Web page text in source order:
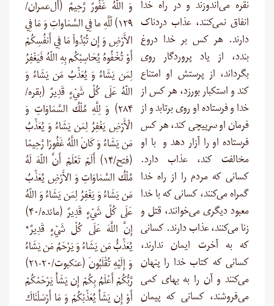
نقره می‌اندوزند و در راه خدا
انفاق نمی‌کنند، عذاب دردناک
دارند. هر کس بر خدا دروغ
بندد، از یاد پروردگار روی
بگرداند، از پرستش او امتناع
کند و استکبار بورزد، هر کس از
خدا و فرستاده او روی برتابد و از
فرمان او سرپیچی کند، هر کس
فرستاده او را آزار دهد و با او
مخالفت کند، عذاب دارد.
کسانی که مردم را از راه خدا
گمراه می‌کنند، کسانی که با خدا
معبود دیگری می‌خوانند، قتل و
زنا می‌کنند، عذاب دارند. کسانی
که به آخرت ایمان ندارند،
کسانی که کتاب خدا را پنهان
می‌کنند و آن را به بهای کمی
می‌فروشند، کسانی که پیمان
وَ اللّهُ غَفُورٌ رَّحِيمٌ (آل‌عمران/
۱۲۹) لِّلَّهِ ما فِي السَّمَاواتِ وَ مَا فِي
الأَرْضِ وَ إِن تُبْدُواْ مَا فِي أَنفُسِكُمْ
أَوْ تُخْفُوهُ يُحَاسِبْكُم بِهِ اللّهُ فَيَغْفِرُ
لِمَن يَشَاءُ وَ يُعَذِّبُ مَن يَشَاءُ وَ
اللّهُ عَلَى كُلِّ شَيْءٍ قَدِيرٌ (بقره/
۲۸۴) وَ لِلَّهِ مُلْكُ السَّمَاوَاتِ وَ
الْأَرْضِ يَغْفِرُ لِمَن يَشَاءُ وَ يُعَذِّبُ
مَن يَشَاءُ وَ كَانَ اللَّهُ غَفُورًا رَّحِيمًا
(فتح/۱۴) أَلَمْ تَعْلَمْ أَنَّ اللّهَ لَهُ
مُلْكُ السَّمَاوَاتِ وَ الأَرْضِ يُعَذِّبُ
مَن يَشَاءُ وَ يَغْفِرُ لِمَن يَشَاءُ وَ اللّهُ
عَلَى كُلِّ شَيْءٍ قَدِيرٌ (مائده/۴۰)
إِنَّ اللَّهَ عَلَى كُلِّ شَيْءٍ قَدِيرٌ*
يُعَذِّبُُ مَن يَشَاءُ وَ يَرْحَمُ مَن يَشَاءُ
وَ إِلَيْهِ تُقْلَبُونَ (عنكبوت/۲۰-۲۱)
رَّبُّكُمْ أَعْلَمُ بِكُمْ إِن يَشَأْ يَرْحَمْكُمْ
أَوْ إِن يَشَأْ يُعَذِّبْكُمْ وَ مَا أَرْسَلْنَاكَ